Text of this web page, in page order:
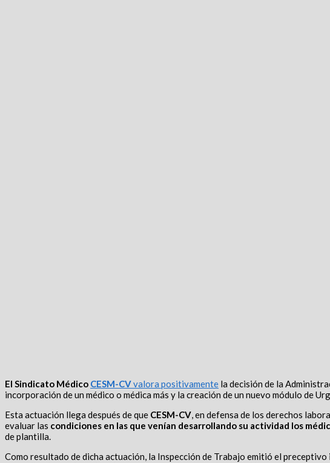
El Sindicato Médico CESM-CVvalora positivamente la decisión de la
incorporación de un médico o médica más y la creación de un nuevo módulo de
Esta actuación llega después de que CESM-CV, en defensa de los derechos
evaluar las condiciones en las que venían desarrollando su actividad los
de plantilla.
Como resultado de dicha actuación, la Inspección de Trabajo emitió el